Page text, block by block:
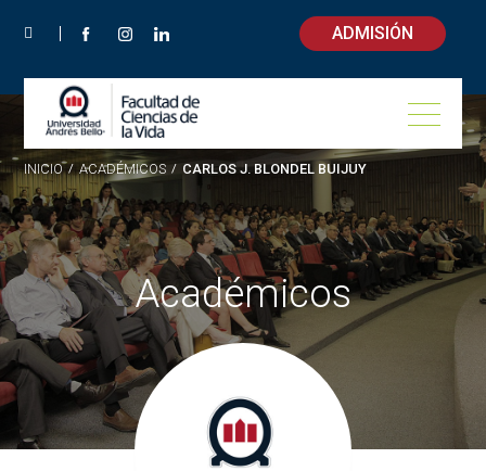
ADMISIÓN
INICIO / ACADÉMICOS / CARLOS J. BLONDEL BUIJUY
Académicos